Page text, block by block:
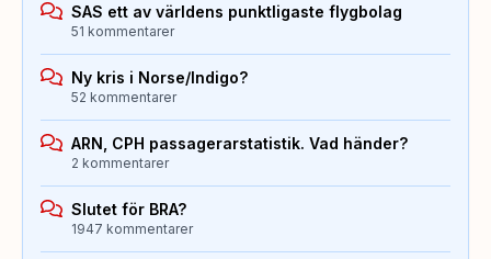
SAS ett av världens punktligaste flygbolag
51 kommentarer
Ny kris i Norse/Indigo?
52 kommentarer
ARN, CPH passagerarstatistik. Vad händer?
2 kommentarer
Slutet för BRA?
1947 kommentarer